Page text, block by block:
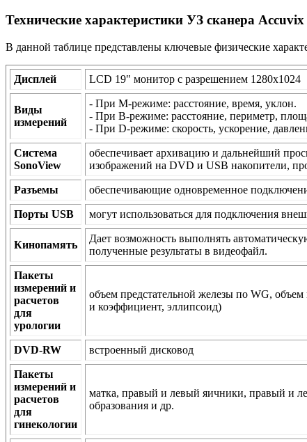
Технические характеристики УЗ сканера
В данной таблице представлены ключевые физические
Дисплей LCD 19" монитор с разрешением 1280x1024
Виды
измерений
- При M-режиме: расстояние, время, уклон.
- При В-режиме: расстояние, периметр,
- При D-режиме: скорость, ускорение,
Система
SonoView
обеспечивает архивацию и дальнейший
изображений на DVD и USB накопители,
Разъемы обеспечивающие одновременное
Порты USB могут использоваться для подключения
Кинопамять
Дает возможность выполнять
полученные результаты в видеофайл.
Пакеты
измерений и
расчетов
для
урологии
объем предстательной железы по WG,
и коэффициент, эллипсоид)
DVD-RW встроенный дисковод
Пакеты
измерений и
расчетов
для
гинекологии
матка, правый и левый яичники, правый и
образования и др.